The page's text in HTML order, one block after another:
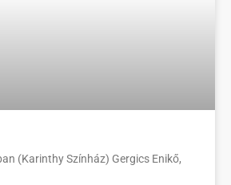
(Karinthy Színház) Gergics Enikő,